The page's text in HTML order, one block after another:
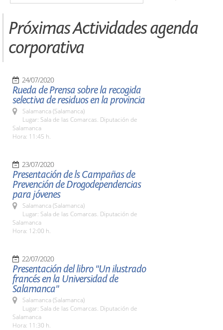
Próximas Actividades agenda
corporativa
24/07/2020
Rueda de Prensa sobre la recogida
selectiva de residuos en la provincia
Salamanca (Salamanca)
Lugar: Sala de las Comarcas. Diputación de
Salamanca
Hora: 11:45 h.
23/07/2020
Presentación de ls Campañas de
Prevención de Drogodependencias
para jóvenes
Salamanca (Salamanca)
Lugar: Sala de las Comarcas. Diputación de
Salamanca
Hora: 12:00 h.
22/07/2020
Presentación del libro "Un ilustrado
francés en la Universidad de
Salamanca"
Salamanca (Salamanca)
Lugar: Sala de las Comarcas. Diputación de
Salamanca
Hora: 11:30 h.